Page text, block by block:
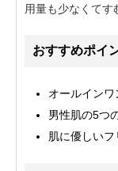
用量も少なくてす
おすすめポイ
オールイン
男性肌の5つ
肌に優しいフ